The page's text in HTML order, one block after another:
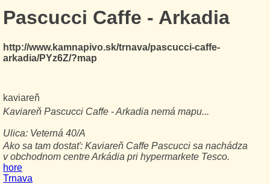
Pascucci Caffe - Arkadia
http://www.kamnapivo.sk/trnava/pascucci-caffe-
arkadia/PYz6Z/?map
kaviareň
Kaviareň Pascucci Caffe - Arkadia nemá mapu...
Ulica: Veterná 40/A
Ako sa tam dostať: Kaviareň Caffe Pascucci sa nachádza
v obchodnom centre Arkádia pri hypermarkete Tesco.
hore
Trnava